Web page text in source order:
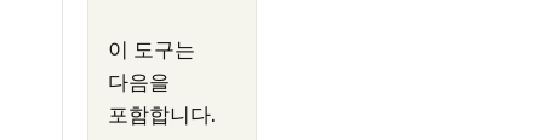
이 도구는
다음을
포함합니다.